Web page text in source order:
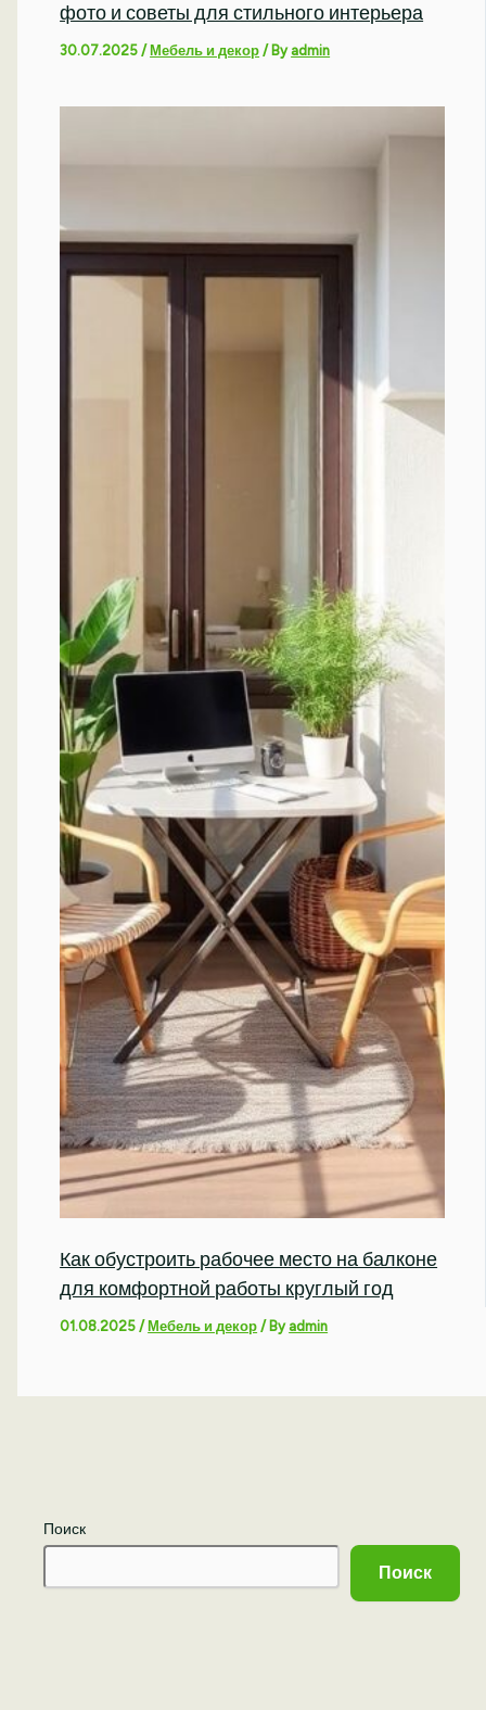
Поиск
Поиск
фото и советы для стильного интерьера
30.07.2025/ Мебель и декор / Byadmin
Как обустроить рабочее место на балконе
для комфортной работы круглый год
01.08.2025/ Мебель и декор / Byadmin